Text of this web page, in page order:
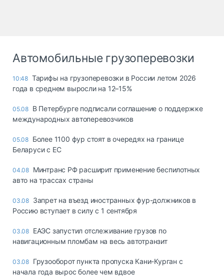
Автомобильные грузоперевозки
10:48 Тарифы на грузоперевозки в России летом 2026
года в среднем выросли на 12–15%
05.08 В Петербурге подписали соглашение о поддержке
международных автоперевозчиков
05.08 Более 1100 фур стоят в очередях на границе
Беларуси с ЕС
04.08 Минтранс РФ расширит применение беспилотных
авто на трассах страны
03.08 Запрет на въезд иностранных фур-должников в
Россию вступает в силу с 1 сентября
03.08 ЕАЭС запустил отслеживание грузов по
навигационным пломбам на весь автотранзит
03.08 Грузооборот пункта пропуска Кани-Курган с
начала года вырос более чем вдвое